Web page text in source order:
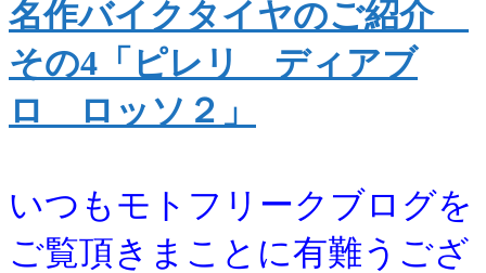
名作バイクタイヤのご紹介
その4「ピレリ ディアブ
ロ ロッソ２」
いつもモトフリークブログを
ご覧頂きまことに有難うござ